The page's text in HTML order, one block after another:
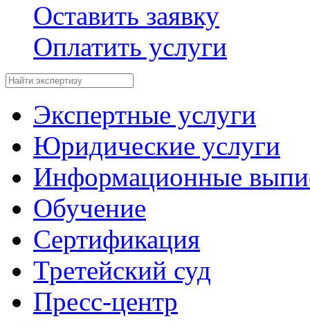
Оставить заявку
Оплатить услуги
Экспертные услуги
Юридические услуги
Информационные
Обучение
Сертификация
Третейский суд
Пресс-центр